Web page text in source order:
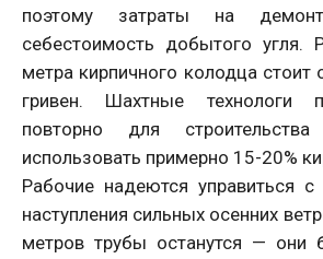
поэтому затраты на
себестоимость добытого угля.
метра кирпичного колодца стоит
гривен. Шахтные технологи
повторно для
использовать примерно 15-20%
Рабочие надеются управиться
наступления сильных осенних
метров трубы останутся — они